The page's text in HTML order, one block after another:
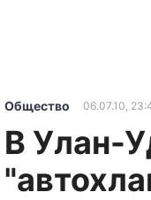
Общество 06.07.10,
В Улан-